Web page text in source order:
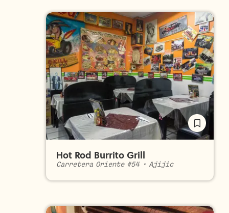
Hot Rod Burrito Grill
Carretera Oriente #54• Ajijic